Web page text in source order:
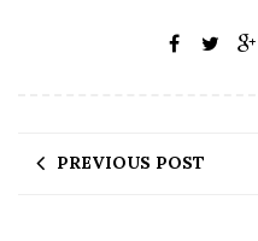
PREVIOUS POST